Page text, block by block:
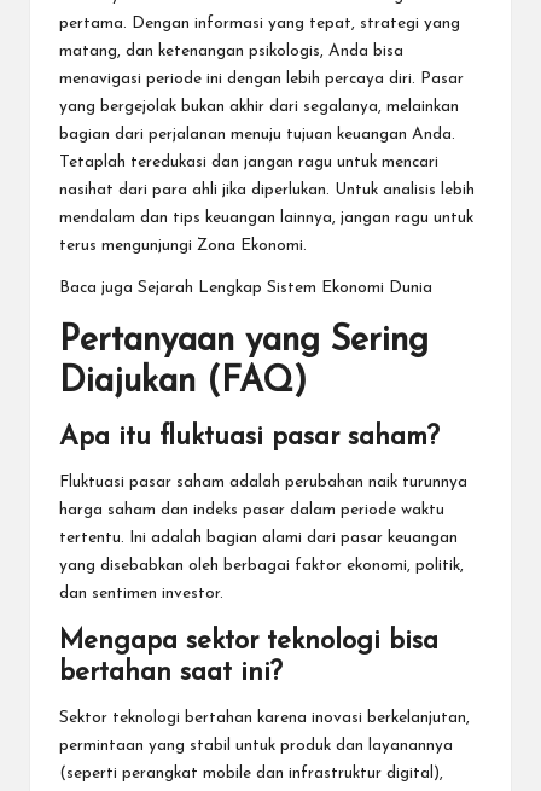
pertama. Dengan informasi yang tepat, strategi yang
matang, dan ketenangan psikologis, Anda bisa
menavigasi periode ini dengan lebih percaya diri. Pasar
yang bergejolak bukan akhir dari segalanya, melainkan
bagian dari perjalanan menuju tujuan keuangan Anda.
Tetaplah teredukasi dan jangan ragu untuk mencari
nasihat dari para ahli jika diperlukan. Untuk analisis lebih
mendalam dan tips keuangan lainnya, jangan ragu untuk
terus mengunjungi Zona Ekonomi.
Baca juga Sejarah Lengkap Sistem Ekonomi Dunia
Pertanyaan yang Sering
Diajukan (FAQ)
Apa itu fluktuasi pasar saham?
Fluktuasi pasar saham adalah perubahan naik turunnya
harga saham dan indeks pasar dalam periode waktu
tertentu. Ini adalah bagian alami dari pasar keuangan
yang disebabkan oleh berbagai faktor ekonomi, politik,
dan sentimen investor.
Mengapa sektor teknologi bisa
bertahan saat ini?
Sektor teknologi bertahan karena inovasi berkelanjutan,
permintaan yang stabil untuk produk dan layanannya
(seperti perangkat mobile dan infrastruktur digital),